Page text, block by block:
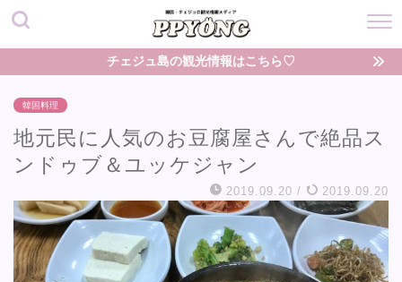
チェジュ島の観光情報はこちら♡
韓国料理
地元民に人気のお豆腐屋さんで絶品ス
ンドゥブ＆ユッケジャン
2019.09.20 / 2019.09.20